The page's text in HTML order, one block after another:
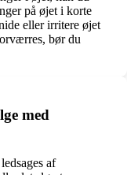
på øjet i korte
eller irritere øjet
bør du
med
af